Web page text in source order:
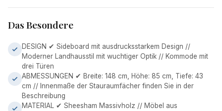
Das Besondere
DESIGN ✔ Sideboard mit ausdrucksstarkem Design //
Moderner Landhausstil mit wuchtiger Optik // Kommode mit
drei Türen
ABMESSUNGEN ✔ Breite: 148 cm, Höhe: 85 cm, Tiefe: 43
cm // Innenmaße der Stauraumfächer finden Sie in der
Beschreibung
MATERIAL ✔ Sheesham Massivholz // Möbel aus